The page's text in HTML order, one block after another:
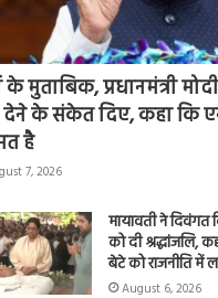
के मुताबिक, प्रधानमंत्री
देने के संकेत दिए, कहा कि
है
7, 2026
मायावती ने
को दी श्रद्धांजलि,
बेटे को राजनीति में
August 6, 2026